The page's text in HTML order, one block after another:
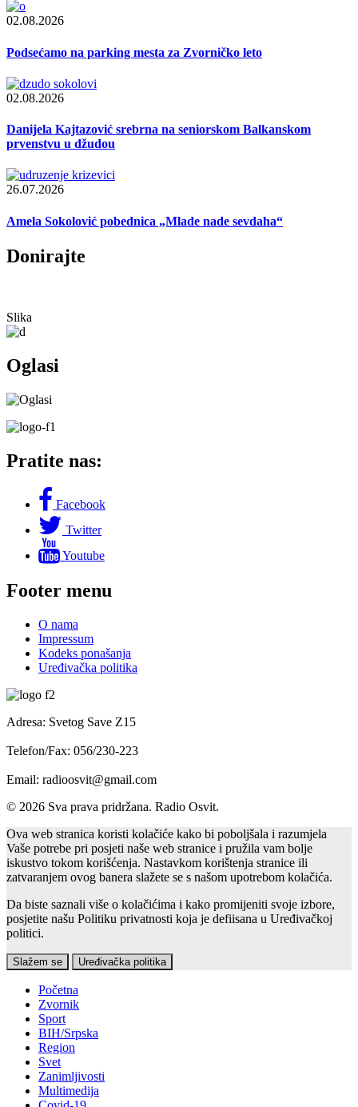
02.08.2026
Podsećamo na parking mesta za Zvorničko leto
02.08.2026
Danijela Kajtazović srebrna na seniorskom Balkanskom
prvenstvu u džudou
26.07.2026
Amela Sokolović pobednica „Mlade nade sevdaha“
Donirajte
Slika
Oglasi
Pratite nas:
Facebook
Twitter
Youtube
Footer menu
O nama
Impressum
Kodeks ponašanja
Uređivačka politika
Adresa: Svetog Save Z15
Telefon/Fax: 056/230-223
Email: radioosvit@gmail.com
© 2026 Sva prava pridržana. Radio Osvit.
Ova web stranica koristi kolačiće kako bi poboljšala i razumjela
Vaše potrebe pri posjeti naše web stranice i pružila vam bolje
iskustvo tokom korišćenja. Nastavkom korištenja stranice ili
zatvaranjem ovog banera slažete se s našom upotrebom kolačića.
Da biste saznali više o kolačićima i kako promijeniti svoje izbore,
posjetite našu Politiku privatnosti koja je defiisana u Uređivačkoj
politici.
Slažem se Uređivačka politika
Početna
Zvornik
Sport
BIH/Srpska
Region
Svet
Zanimljivosti
Multimedija